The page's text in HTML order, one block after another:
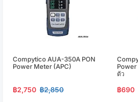
Compytico AUA-350A PON
Power Meter (APC)
฿2,750 ฿2,850
Power
ตัว
฿690